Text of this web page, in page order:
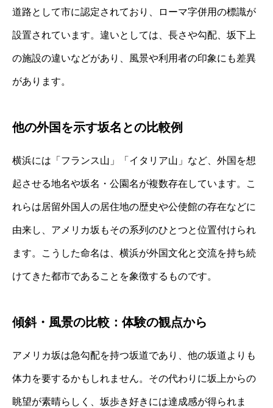
道路として市に認定されており、ローマ字併用の標識が
設置されています。違いとしては、長さや勾配、坂下上
の施設の違いなどがあり、風景や利用者の印象にも差異
があります。
他の外国を示す坂名との比較例
横浜には「フランス山」「イタリア山」など、外国を想
起させる地名や坂名・公園名が複数存在しています。こ
れらは居留外国人の居住地の歴史や公使館の存在などに
由来し、アメリカ坂もその系列のひとつと位置付けられ
ます。こうした命名は、横浜が外国文化と交流を持ち続
けてきた都市であることを象徴するものです。
傾斜・風景の比較：体験の観点から
アメリカ坂は急勾配を持つ坂道であり、他の坂道よりも
体力を要するかもしれません。その代わりに坂上からの
眺望が素晴らしく、坂歩き好きには達成感が得られま